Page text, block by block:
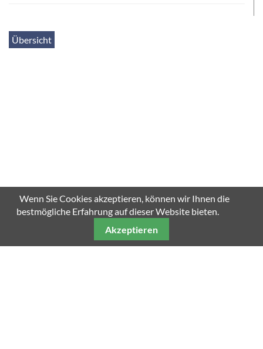
Übersicht
Wenn Sie Cookies akzeptieren, können wir Ihnen die
bestmögliche Erfahrung auf dieser Website bieten.
Akzeptieren